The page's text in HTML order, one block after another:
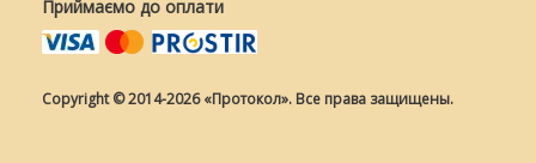
Приймаємо до оплати
Copyright © 2014-2026 «Протокол». Все права защищены.